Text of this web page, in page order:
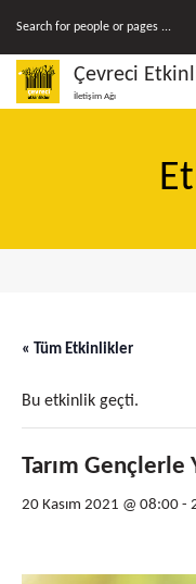
Çevreci
İletişim Ağı
« Tüm Etkinlikler
Bu etkinlik geçti.
Tarım Gençlerle
20 Kasım 2021 @ 08:00 -